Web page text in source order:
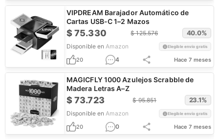
VIPDREAM Barajador Automático de
Cartas USB-C 1–2 Mazos
$75.330 $125.576 40.0%
Disponible en Amazon Elegible envío gratis
20 4 Hace 7 meses
MAGICFLY 1000 Azulejos Scrabble de
Madera Letras A–Z
$73.723 $95.851 23.1%
Disponible en Amazon Elegible envío gratis
20 0 Hace 7 meses